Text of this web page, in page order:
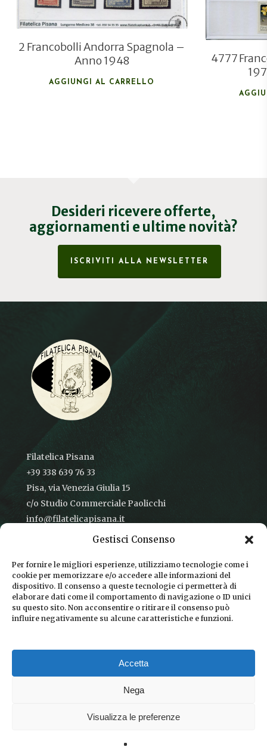
Gestisci Consenso
Per fornire le migliori esperienze, utilizziamo tecnologie come i
cookie per memorizzare e/o accedere alle informazioni del
dispositivo. Il consenso a queste tecnologie ci permetterà di
elaborare dati come il comportamento di navigazione o ID unici
su questo sito. Non acconsentire o ritirare il consenso può
influire negativamente su alcune caratteristiche e funzioni.
Accetta
Nega
Visualizza le preferenze
2 Francobolli Andorra Spagnola –
Anno 1948
AGGIUNGI AL CARRELLO
4777
Desideri ricevere offerte,
aggiornamenti e ultime novità?
ISCRIVITI ALLA NEWSLETTER
Filatelica Pisana
+39 338 639 76 33
Pisa, via Venezia Giulia 15
c/o Studio Commerciale Paolicchi
info@filatelicapisana.it
CONDIZIONI DI VENDITA
INFORMATIVA SULLA PRIVACY
COOKIE POLICY